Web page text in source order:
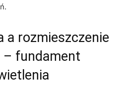
a rozmieszczenie
– fundament